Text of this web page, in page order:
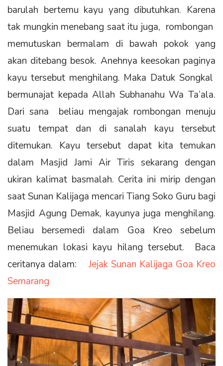
barulah bertemu kayu yang dibutuhkan. Karena
tak mungkin menebang saat itu juga, rombongan
memutuskan bermalam di bawah pokok yang
akan ditebang besok. Anehnya keesokan paginya
kayu tersebut menghilang. Maka Datuk Songkal
bermunajat kepada Allah Subhanahu Wa Ta’ala.
Dari sana beliau mengajak rombongan menuju
suatu tempat dan di sanalah kayu tersebut
ditemukan. Kayu tersebut dapat kita temukan
dalam Masjid Jami Air Tiris sekarang dengan
ukiran kalimat basmalah. Cerita ini mirip dengan
saat Sunan Kalijaga mencari Tiang Soko Guru bagi
Masjid Agung Demak, kayunya juga menghilang.
Beliau bersemedi dalam Goa Kreo sebelum
menemukan lokasi kayu hilang tersebut. Baca
ceritanya dalam: Jejak Sunan Kalijaga Goa Kreo
Semarang